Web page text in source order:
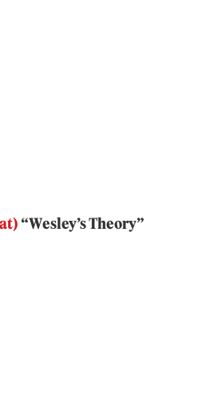
“Wesley’s Theory”